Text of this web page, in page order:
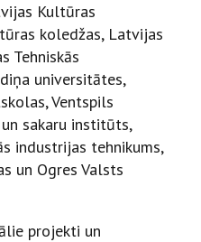
Kultūras
koledžas, Latvijas
Tehniskās
universitātes,
Ventspils
sakaru institūts,
industrijas tehnikums,
un Ogres Valsts
projekti un